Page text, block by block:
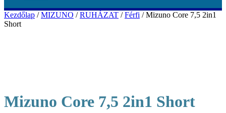
Kezdőlap /MIZUNO /RUHÁZAT /Férfi / Mizuno Core 7,5 2in1
Short
Mizuno Core 7,5 2in1 Short